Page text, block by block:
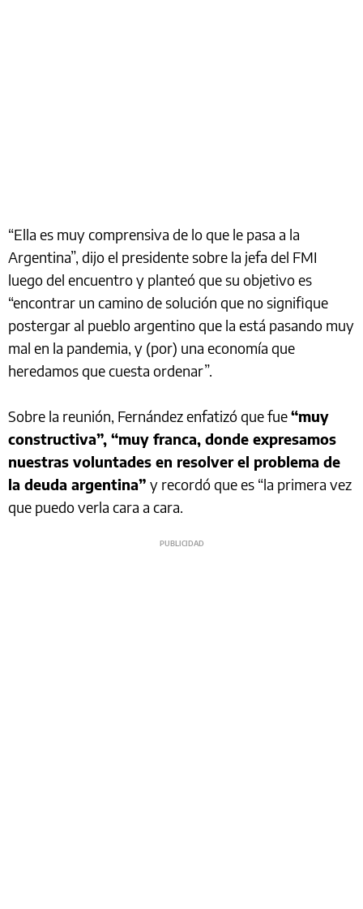
“Ella es muy comprensiva de lo que le pasa a la
Argentina”, dijo el presidente sobre la jefa del FMI
luego del encuentro y planteó que su objetivo es
“encontrar un camino de solución que no signifique
postergar al pueblo argentino que la está pasando muy
mal en la pandemia, y (por) una economía que
heredamos que cuesta ordenar”.
Sobre la reunión, Fernández enfatizó que fue“muy
constructiva”, “muy franca, donde expresamos
nuestras voluntades en resolver el problema de
la deuda argentina” y recordó que es “la primera vez
que puedo verla cara a cara.